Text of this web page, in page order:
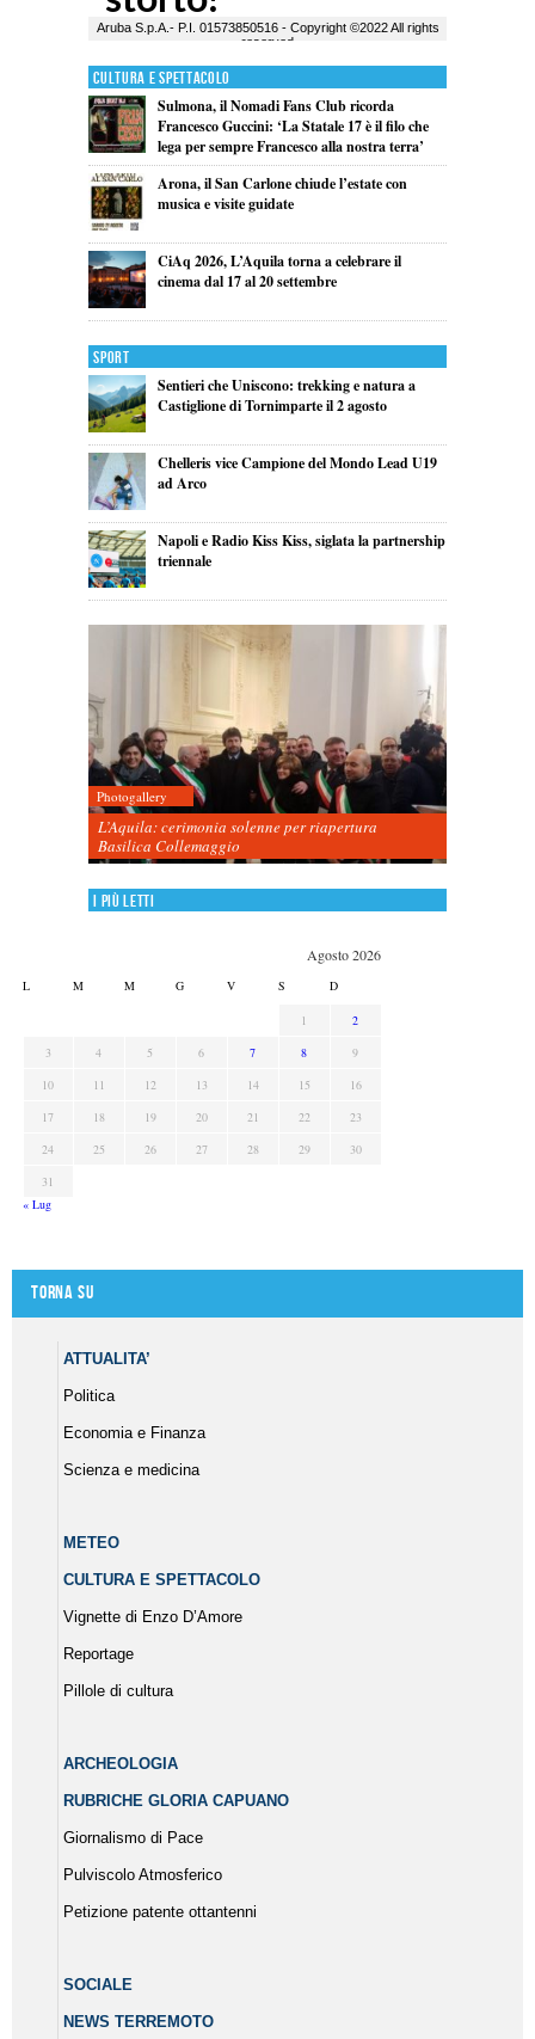
Cultura e Spettacolo
Sulmona, il Nomadi Fans Club ricorda
Francesco Guccini: ‘La Statale 17 è il filo che
lega per sempre Francesco alla nostra terra’
Arona, il San Carlone chiude l’estate con
musica e visite guidate
CiAq 2026, L’Aquila torna a celebrare il
cinema dal 17 al 20 settembre
Sport
Sentieri che Uniscono: trekking e natura a
Castiglione di Tornimparte il 2 agosto
Chelleris vice Campione del Mondo Lead U19
ad Arco
Napoli e Radio Kiss Kiss, siglata la partnership
triennale
Photogallery
L’Aquila: cerimonia solenne per riapertura
Basilica Collemaggio
I più letti
Agosto 2026
L M M G V S D
1
2
3
4 5 6 7 8
9
10
11 12 13 14 15
16
17
18 19 20 21 22
23
24
25 26 27 28 29
30
31
« Lug
Torna su
ATTUALITA’
Politica
Economia e Finanza
Scienza e medicina
METEO
CULTURA E SPETTACOLO
Vignette di Enzo D’Amore
Reportage
Pillole di cultura
ARCHEOLOGIA
RUBRICHE GLORIA CAPUANO
Giornalismo di Pace
Pulviscolo Atmosferico
Petizione patente ottantenni
SOCIALE
NEWS TERREMOTO